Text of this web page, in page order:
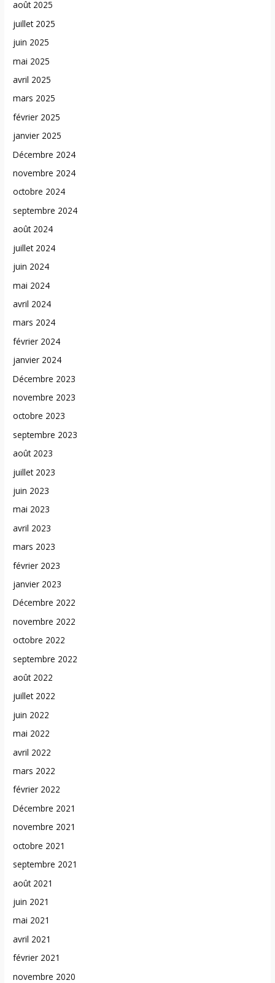
août 2025
juillet 2025
juin 2025
mai 2025
avril 2025
mars 2025
février 2025
janvier 2025
Décembre 2024
novembre 2024
octobre 2024
septembre 2024
août 2024
juillet 2024
juin 2024
mai 2024
avril 2024
mars 2024
février 2024
janvier 2024
Décembre 2023
novembre 2023
octobre 2023
septembre 2023
août 2023
juillet 2023
juin 2023
mai 2023
avril 2023
mars 2023
février 2023
janvier 2023
Décembre 2022
novembre 2022
octobre 2022
septembre 2022
août 2022
juillet 2022
juin 2022
mai 2022
avril 2022
mars 2022
février 2022
Décembre 2021
novembre 2021
octobre 2021
septembre 2021
août 2021
juin 2021
mai 2021
avril 2021
février 2021
novembre 2020